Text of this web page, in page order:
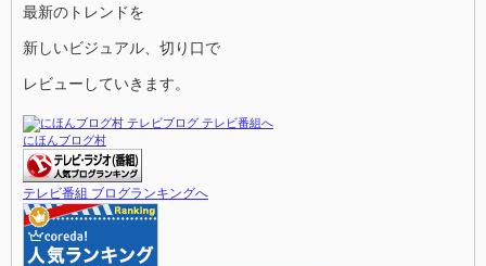
最新のトレンドを
新しいビジュアル、切り口で
レビューしていきます。
にほんブログ村
テレビ番組 ブログランキングへ